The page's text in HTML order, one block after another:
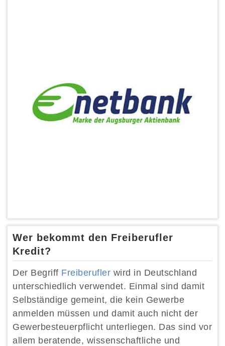
Wer bekommt den Freiberufler
Kredit?
Der Begriff Freiberufler wird in Deutschland
unterschiedlich verwendet. Einmal sind damit
Selbständige gemeint, die kein Gewerbe
anmelden müssen und damit auch nicht der
Gewerbesteuerpflicht unterliegen. Das sind vor
allem beratende, wissenschaftliche und